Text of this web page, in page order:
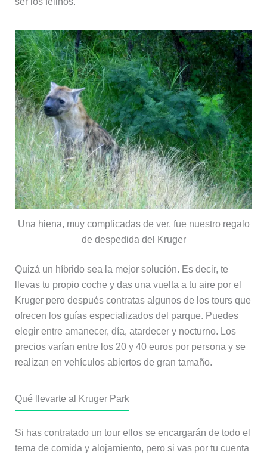
Una hiena, muy complicadas de ver, fue nuestro regalo
de despedida del Kruger
Quizá un híbrido sea la mejor solución. Es decir, te
llevas tu propio coche y das una vuelta a tu aire por el
Kruger pero después contratas algunos de los tours que
ofrecen los guías especializados del parque. Puedes
elegir entre amanecer, día, atardecer y nocturno. Los
precios varían entre los 20 y 40 euros por persona y se
realizan en vehículos abiertos de gran tamaño.
Qué llevarte al Kruger Park
Si has contratado un tour ellos se encargarán de todo el
tema de comida y alojamiento, pero si vas por tu cuenta